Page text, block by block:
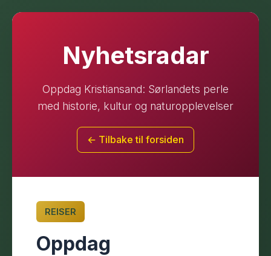
Nyhetsradar
Oppdag Kristiansand: Sørlandets perle
med historie, kultur og naturopplevelser
← Tilbake til forsiden
REISER
Oppdag